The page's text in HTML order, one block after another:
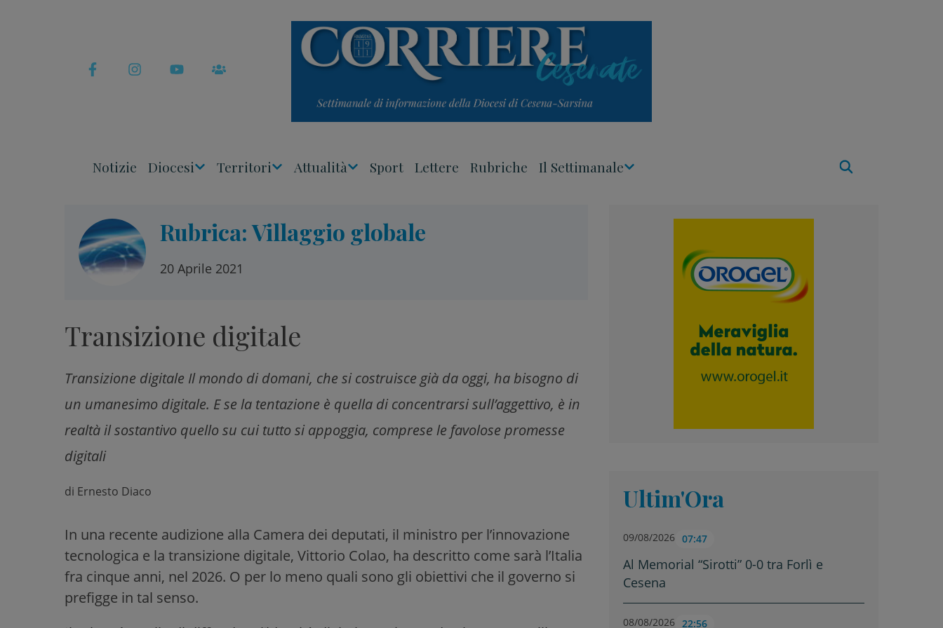
Notizie Diocesi Territori Attualità Sport Lettere Rubriche Il Settimanale
Rubrica: Villaggio globale
20 Aprile 2021
Transizione digitale
Transizione digitale Il mondo di domani, che si costruisce già da oggi, ha bisogno di
un umanesimo digitale. E se la tentazione è quella di concentrarsi sull’aggettivo, è in
realtà il sostantivo quello su cui tutto si appoggia, comprese le favolose promesse
digitali
di Ernesto Diaco
In una recente audizione alla Camera dei deputati, il ministro per l’innovazione
tecnologica e la transizione digitale, Vittorio Colao, ha descritto come sarà l’Italia
fra cinque anni, nel 2026. O per lo meno quali sono gli obiettivi che il governo si
prefigge in tal senso.
Ultim'Ora
09/08/2026 07:47
Al Memorial “Sirotti” 0-0 tra Forlì e
Cesena
08/08/2026 22:56